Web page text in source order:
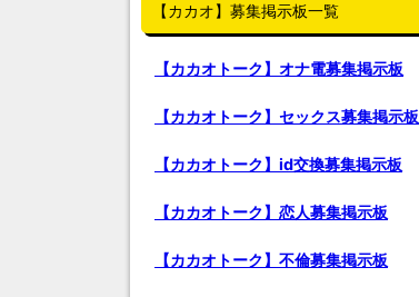
【カカオ】募集掲示板一覧
【カカオトーク】オナ電募集掲示板
【カカオトーク】セックス募集掲示板
【カカオトーク】id交換募集掲示板
【カカオトーク】恋人募集掲示板
【カカオトーク】不倫募集掲示板